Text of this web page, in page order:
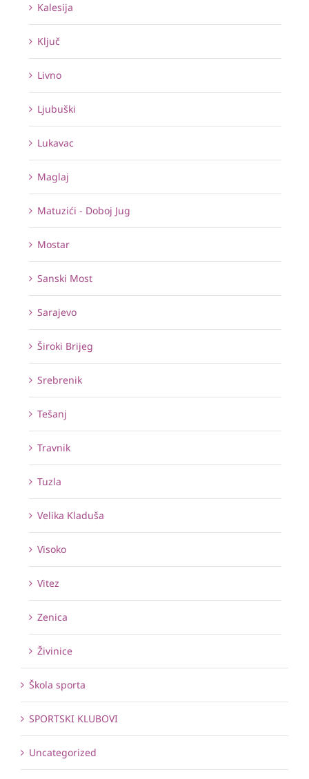
Kalesija
Ključ
Livno
Ljubuški
Lukavac
Maglaj
Matuzići - Doboj Jug
Mostar
Sanski Most
Sarajevo
Široki Brijeg
Srebrenik
Tešanj
Travnik
Tuzla
Velika Kladuša
Visoko
Vitez
Zenica
Živinice
Škola sporta
SPORTSKI KLUBOVI
Uncategorized